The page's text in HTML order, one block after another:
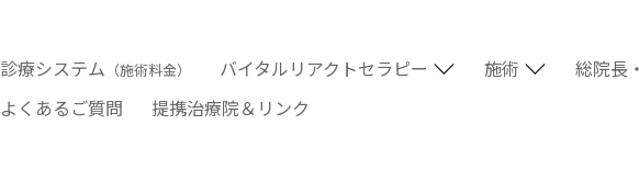
診療システム （施術料金） バイタルリアクトセラピー 施術
総院長
よくあるご質問
提携治療院＆リンク